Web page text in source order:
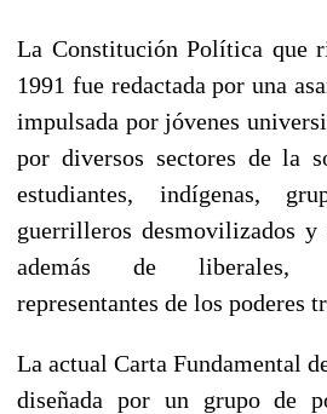
La Constitución Política que
1991 fue redactada por una
impulsada por jóvenes
por diversos sectores de la
estudiantes, indígenas,
guerrilleros desmovilizados
además de liberales,
representantes de los poderes
La actual Carta Fundamental
diseñada por un grupo de